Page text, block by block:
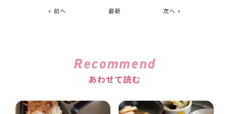
« 前へ 最新 次へ »
Recommend
あわせて読む